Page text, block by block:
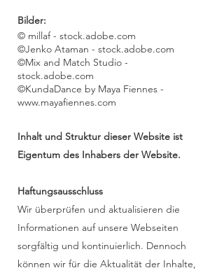
Bilder:
© millaf- stock.adobe.com
©Jenko Ataman - stock.adobe.com
©Mix and Match Studio -
stock.adobe.com
©KundaDance by Maya Fiennes -
www.mayafiennes.com
Inhalt und Struktur dieser Website ist
Eigentum des Inhabers der Website.
Haftungsausschluss
Wir überprüfen und aktualisieren die
Informationen auf unsere Webseiten
sorgfältig und kontinuierlich. Dennoch
können wir für die Aktualität der Inhalte,